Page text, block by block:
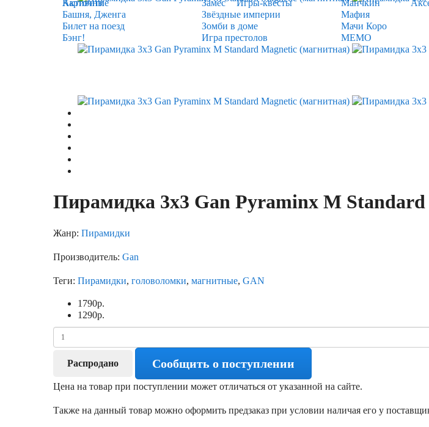
Карточные
Игры-квесты
Активити
Башня, Дженга
Билет на поезд
Бэнг!
Замес
Звёздные империи
Зомби в доме
Игра престолов
Манчкин
Мафия
Мачи Коро
МЕМО
Пирамидка 3х3 Gan Pyraminx M
Жанр: Пирамидки
Производитель: Gan
Теги: Пирамидки, головоломки, магнитные, GAN
1790р.
1290р.
Распродано Сообщить о поступлении
Цена на товар при поступлении может отличаться от указанной на сайте.
Также на данный товар можно оформить предзаказ при условии наличая его у